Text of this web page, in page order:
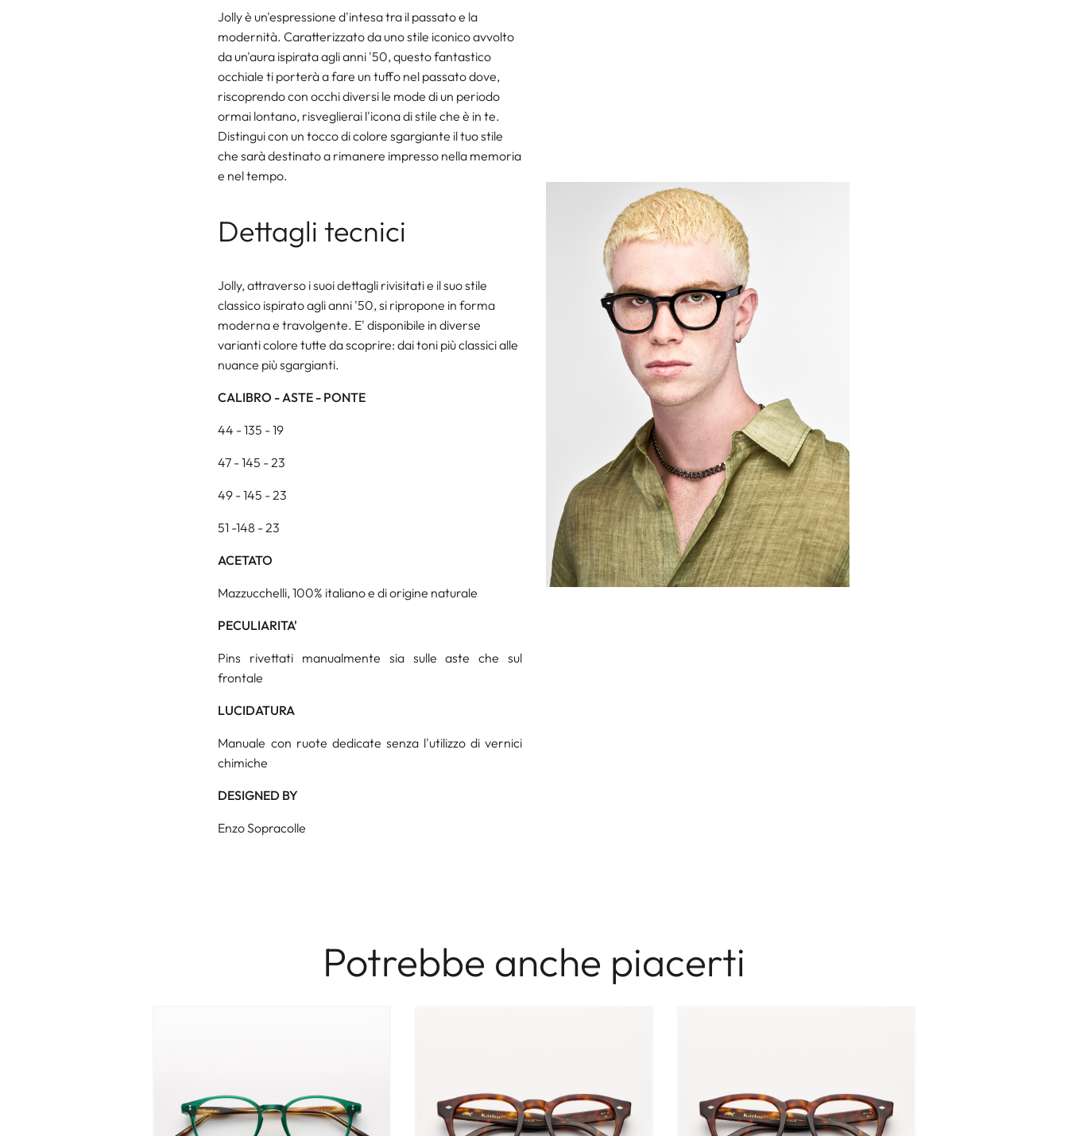
Jolly è un'espressione d'intesa tra il passato e la
modernità. Caratterizzato da uno stile iconico avvolto
da un'aura ispirata agli anni '50, questo fantastico
occhiale ti porterà a fare un tuffo nel passato dove,
riscoprendo con occhi diversi le mode di un periodo
ormai lontano, risveglierai l'icona di stile che è in te.
Distingui con un tocco di colore sgargiante il tuo stile
che sarà destinato a rimanere impresso nella memoria
e nel tempo.
Dettagli tecnici
Jolly, attraverso i suoi dettagli rivisitati e il suo stile
classico ispirato agli anni '50, si ripropone in forma
moderna e travolgente. E' disponibile in diverse
varianti colore tutte da scoprire: dai toni più classici alle
nuance più sgargianti.
CALIBRO - ASTE - PONTE
44 - 135 - 19
47 - 145 - 23
49 - 145 - 23
51 -148 - 23
ACETATO
Mazzucchelli, 100% italiano e di origine naturale
PECULIARITA'
Pins rivettati manualmente sia sulle aste che sul
frontale
LUCIDATURA
Manuale con ruote dedicate senza l'utilizzo di vernici
chimiche
DESIGNED BY
Enzo Sopracolle
Potrebbe anche piacerti